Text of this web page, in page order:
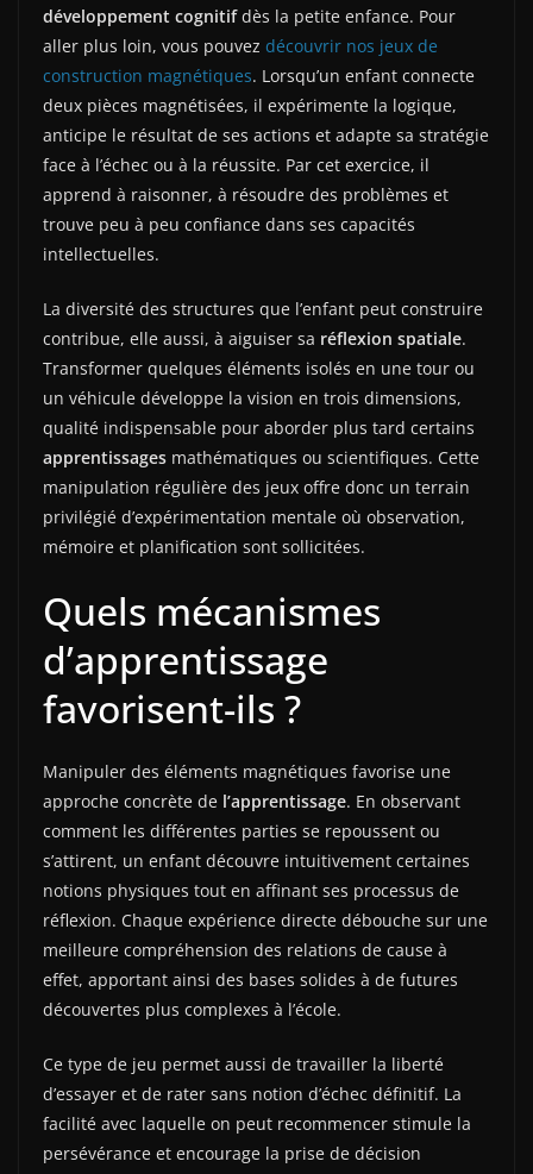
développement cognitifdès la petite enfance. Pour
aller plus loin, vous pouvez découvrir nos jeux de
construction magnétiques. Lorsqu’un enfant connecte
deux pièces magnétisées, il expérimente la logique,
anticipe le résultat de ses actions et adapte sa stratégie
face à l’échec ou à la réussite. Par cet exercice, il
apprend à raisonner, à résoudre des problèmes et
trouve peu à peu confiance dans ses capacités
intellectuelles.
La diversité des structures que l’enfant peut construire
contribue, elle aussi, à aiguiser sa réflexion spatiale.
Transformer quelques éléments isolés en une tour ou
un véhicule développe la vision en trois dimensions,
qualité indispensable pour aborder plus tard certains
apprentissages mathématiques ou scientifiques. Cette
manipulation régulière des jeux offre donc un terrain
privilégié d’expérimentation mentale où observation,
mémoire et planification sont sollicitées.
Quels mécanismes
d’apprentissage
favorisent-ils ?
Manipuler des éléments magnétiques favorise une
approche concrète de l’apprentissage. En observant
comment les différentes parties se repoussent ou
s’attirent, un enfant découvre intuitivement certaines
notions physiques tout en affinant ses processus de
réflexion. Chaque expérience directe débouche sur une
meilleure compréhension des relations de cause à
effet, apportant ainsi des bases solides à de futures
découvertes plus complexes à l’école.
Ce type de jeu permet aussi de travailler la liberté
d’essayer et de rater sans notion d’échec définitif. La
facilité avec laquelle on peut recommencer stimule la
persévérance et encourage la prise de décision